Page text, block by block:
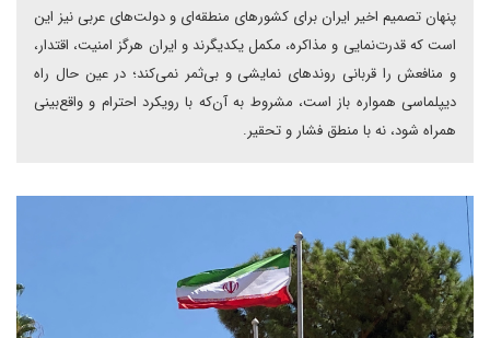
پنهان تصمیم اخیر ایران برای کشورهای منطقه‌ای و دولت‌های عربی نیز این
است که قدرت‌نمایی و مذاکره، مکمل یکدیگرند و ایران هرگز امنیت، اقتدار،
و منافعش را قربانی روندهای نمایشی و بی‌ثمر نمی‌کند؛ در عین حال راه
دیپلماسی همواره باز است، مشروط به آن‌که با رویکرد احترام و واقع‌بینی
همراه شود، نه با منطق فشار و تحقیر.